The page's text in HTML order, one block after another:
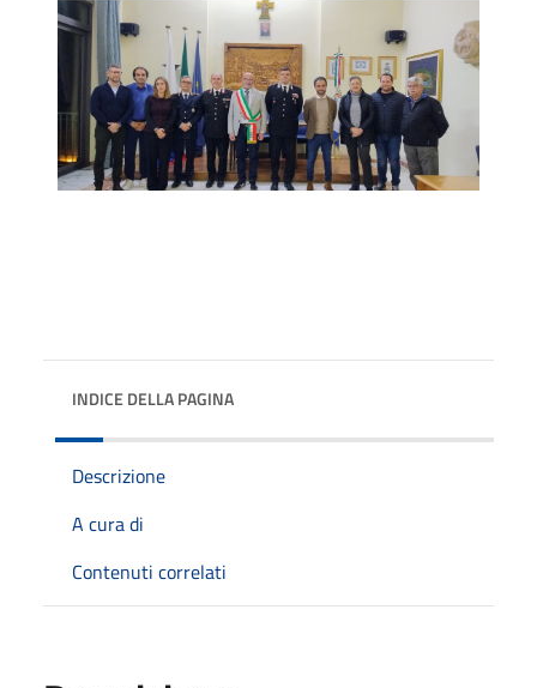
INDICE DELLA PAGINA
Descrizione
A cura di
Contenuti correlati